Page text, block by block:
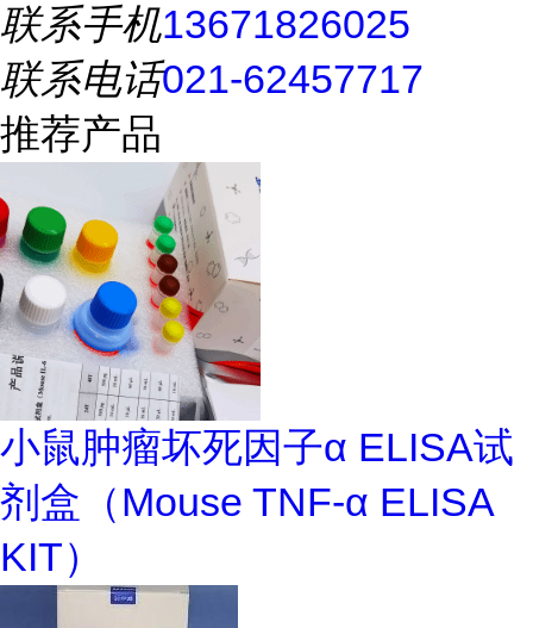
联系手机13671826025
联系电话021-62457717
推荐产品
小鼠肿瘤坏死因子α ELISA试
剂盒（Mouse TNF-α ELISA
KIT）